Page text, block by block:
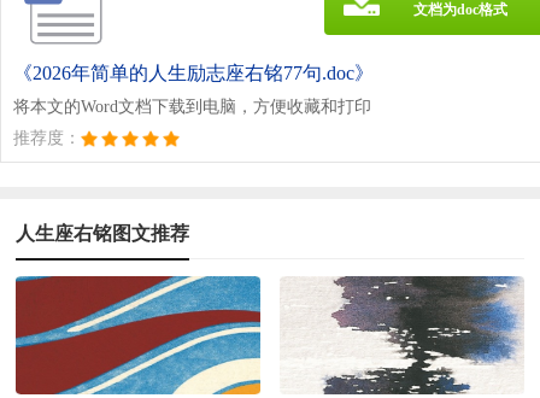
《2026年简单的人生励志座右铭77句.doc》
将本文的Word文档下载到电脑，方便收藏和打印
推荐度：
文档为doc格式
人生座右铭图文推荐